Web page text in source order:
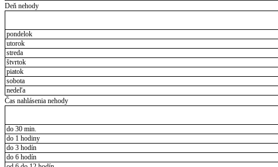
Deň nehody
pondelok
utorok
streda
štvrtok
piatok
sobota
nedeľa
Čas nahlásenia nehody
do 30 min.
do 1 hodiny
do 3 hodín
do 6 hodín